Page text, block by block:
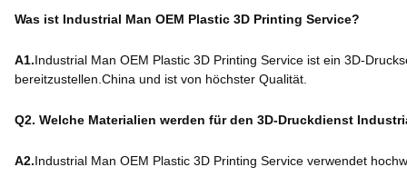
Was ist Industrial Man OEM Plastic 3D Printing Service?
A1.Industrial Man OEM Plastic 3D Printing Service ist ein 3D-
bereitzustellen.China und ist von höchster Qualität.
Q2. Welche Materialien werden für den 3D-Druckdienst
A2.Industrial Man OEM Plastic 3D Printing Service verwendet